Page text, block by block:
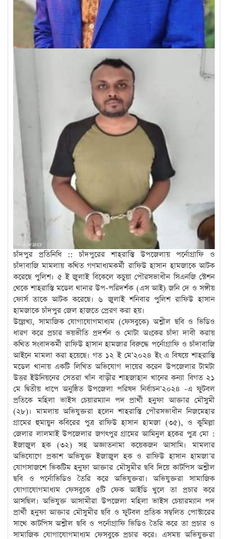
চাঁদপুর প্রতিনিধি :: চাঁদপুরের শাহরাস্তি উপজেলায় পর্নোগ্রাফি ও
চাঁদাবাজি মামলায় কথিত গণমাধ্যমকর্মী রাফিউ হাসান হামজাকে আটক
করেছে পুলিশ। ৫ ই জুলাই বিকেলে কচুয়া পৌরসভাধীন সিএনজি স্টেশন
থেকে শাহরাস্তি মডেল থানার উপ-পরিদর্শক (এস আই) জনি দে ও সঙ্গীয়
ফোর্স তাকে আটক করেছে। ৬ জুলাই শনিবার পুলিশ রাফিউ হাসান
হামজাকে চাঁদপুর জেল হাজতে প্রেরণ করা হয়।
উল্লেখ্য, সামাজিক যোগাযোগমাধ্যম (ফেসবুকে) অশ্লীল ছবি ও ভিডিও
ধারণ করে প্রচার ভয়ভীতি প্রদর্শন ও মোটা অংকের চাঁদা দাবী করায়
কথিত সংবাদকর্মী রাফিউ হাসান হামজার বিরুদ্ধে পর্নোগ্রাফি ও চাঁদাবাজি
আইনে মামলা করা হয়েছে। গত ১২ ই মে’২০২৪ ইং এ বিষয়ে শাহরাস্তি
মডেল থানায় একটি লিখিত অভিযোগ দায়ের করেন উপজেলার টামটা
উত্তর ইউনিয়নের সেতরা খাঁন বাড়ীর শাহজাহান খানের কন্যা বিগত ২১
মে দ্বিতীয় ধাপে অনুষ্ঠিত উপজেলা পরিষদ নির্বাচন’২০২৪ -এ ফুটবল
প্রতিকে মহিলা ভাইস চেয়ারম্যান পদ প্রার্থী হনুফা আক্তার মৌসুমী
(২৮)। মামলায় অভিযুক্তরা হলেন শাহরাস্তি পৌরসভাধীন নিজমেহার
গ্রামের হুমায়ুন কবিরের পুত্র রাফিউ হাসান হামজা (৩৫), ও কুমিল্লা
জেলার লালমাই উপজেলার জগৎপুর গ্রামের আমিনুল হকের পুত্র মো :
ইজাজুল হক (৩২) সহ অজ্ঞাতনামা কয়েকজন আসামি। মামলার
অভিযোগে প্রকাশ অভিযুক্ত ইজাজুল হক ও রাফিউ হাসান হামজা’র
যোগসাজশে ভিকটিম হনুফা আক্তার মৌসুমীর ছবি দিয়ে কাটপিস অশ্লীল
ছবি ও পর্নোভিডিও তৈরি করে অভিযুক্তরা। অভিযুক্তরা সামাজিক
যোগাযোগমাধ্যম ফেসবুকে ৫টি ফেক আইডি খুলে তা প্রচার করে
আসছিল। অভিযুক্ত আসামীরা উপজেলা মহিলা ভাইস চেয়ারম্যান পদ
প্রার্থী হনুফা আক্তার মৌসুমীর ছবি ও ফুটবল প্রতিক সম্বলিত পোস্টারের
সাথে কাটপিস অশ্লীল ছবি ও পর্নোগ্রাফি ভিডিও তৈরি করে তা প্রচার ও
সামাজিক যোগাযোগমাধ্যম ফেসবুকে প্রচার করে। এসময় অভিযুক্তরা